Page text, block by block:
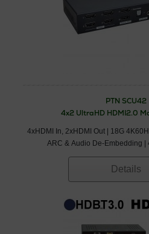
PTN SCU42
4x2 UltraHD HDMI2.0
4xHDMI In, 2xHDMI Out | 18G
ARC & Audio De-Embedding |
Details